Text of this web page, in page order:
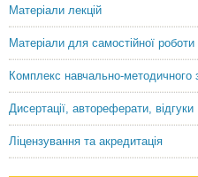
Матеріали лекцій
Матеріали для самостійної роботи
Комплекс навчально-методичного
Дисертації, автореферати, відгуки
Ліцензування та акредитація